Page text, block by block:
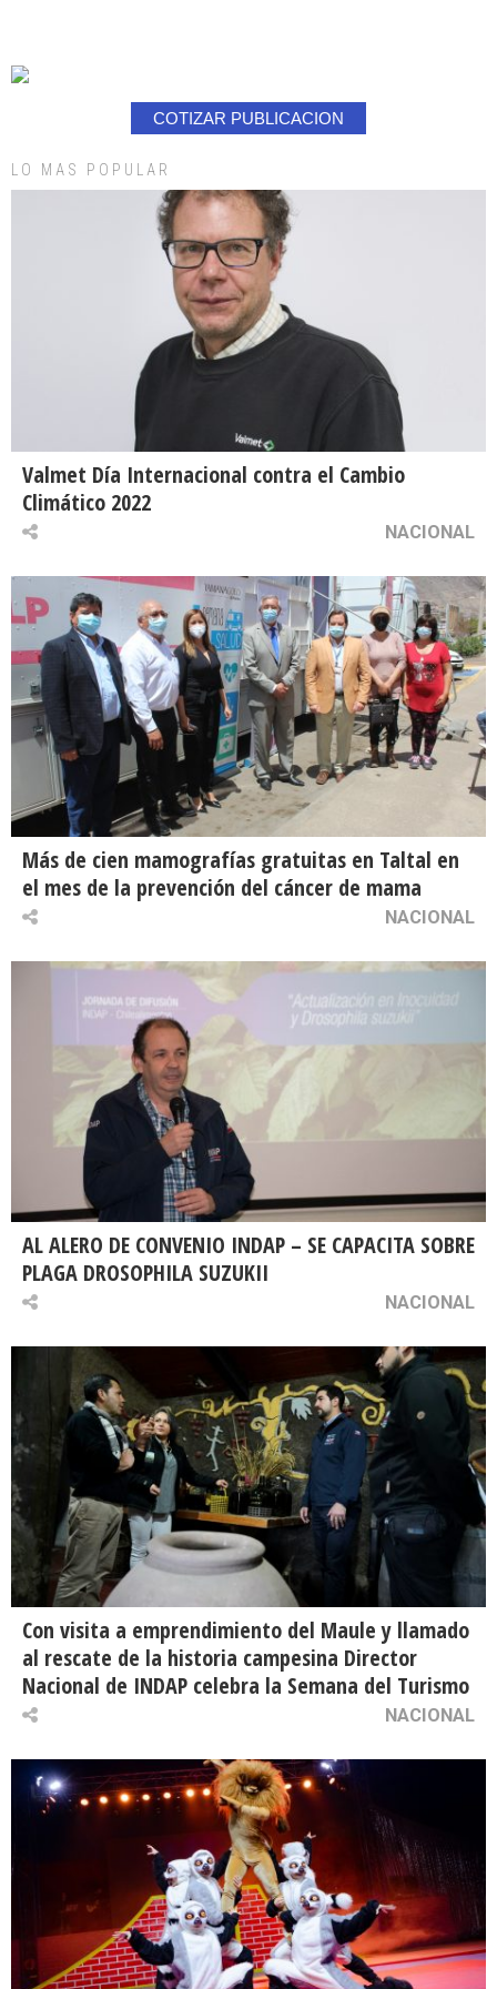
COTIZAR PUBLICACION
LO MAS POPULAR
Valmet Día Internacional contra el Cambio
Climático 2022
NACIONAL
Más de cien mamografías gratuitas en Taltal en
el mes de la prevención del cáncer de mama
NACIONAL
AL ALERO DE CONVENIO INDAP – SE CAPACITA SOBRE
PLAGA DROSOPHILA SUZUKII
NACIONAL
Con visita a emprendimiento del Maule y llamado
al rescate de la historia campesina Director
Nacional de INDAP celebra la Semana del Turismo
NACIONAL